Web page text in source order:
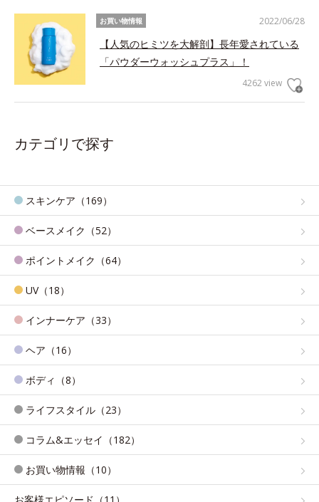
2022/06/28
お買い物情報
【人気のヒミツを大解剖】長年愛されている
「パウダーウォッシュプラス」！
4262 view
カテゴリで探す
スキンケア（169）
ベースメイク（52）
ポイントメイク（64）
UV（18）
インナーケア（33）
ヘア（16）
ボディ（8）
ライフスタイル（23）
コラム&エッセイ（182）
お買い物情報（10）